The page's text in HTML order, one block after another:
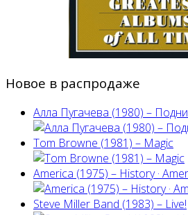
Новое в распродаже
Алла Пугачева (1980) –
Tom Browne (1981) – Magic
America (1975) ‎– History ·
Steve Miller Band ‎(1983) – Live!